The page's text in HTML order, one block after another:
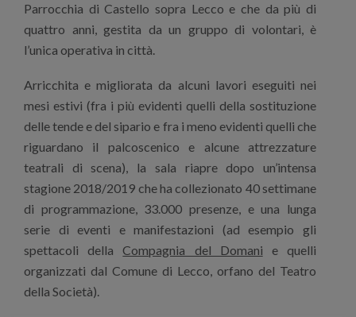
Parrocchia di Castello sopra Lecco e che da più di
quattro anni, gestita da un gruppo di volontari, è
l’unica operativa in città.
Arricchita e migliorata da alcuni lavori eseguiti nei
mesi estivi (fra i più evidenti quelli della sostituzione
delle tende e del sipario e fra i meno evidenti quelli che
riguardano il palcoscenico e alcune attrezzature
teatrali di scena), la sala riapre dopo un’intensa
stagione 2018/2019 che ha collezionato 40 settimane
di programmazione, 33.000 presenze, e una lunga
serie di eventi e manifestazioni (ad esempio gli
spettacoli dellaCompagnia del Domani e quelli
organizzati dal Comune di Lecco, orfano del Teatro
della Società).